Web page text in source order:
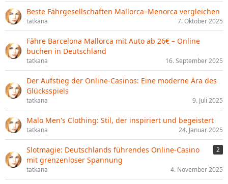
Beste Fährgesellschaften Mallorca–Menorca vergleichen
tatkana 7. Oktober 2025
Fähre Barcelona Mallorca mit Auto ab 26€ – Online
buchen in Deutschland
tatkana 16. September 2025
Der Aufstieg der Online-Casinos: Eine moderne Ära des
Glücksspiels
tatkana 9. Juli 2025
Malo Men's Clothing: Stil, der inspiriert und begeistert
tatkana 24. Januar 2025
Slotmagie: Deutschlands führendes Online-Casino
mit grenzenloser Spannung
2
tatkana 4. November 2025